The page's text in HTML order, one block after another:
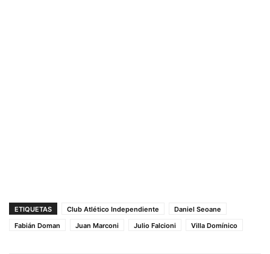
ETIQUETAS Club Atlético Independiente
Daniel Seoane
Fabián Doman
Juan Marconi Julio Falcioni Villa Domínico